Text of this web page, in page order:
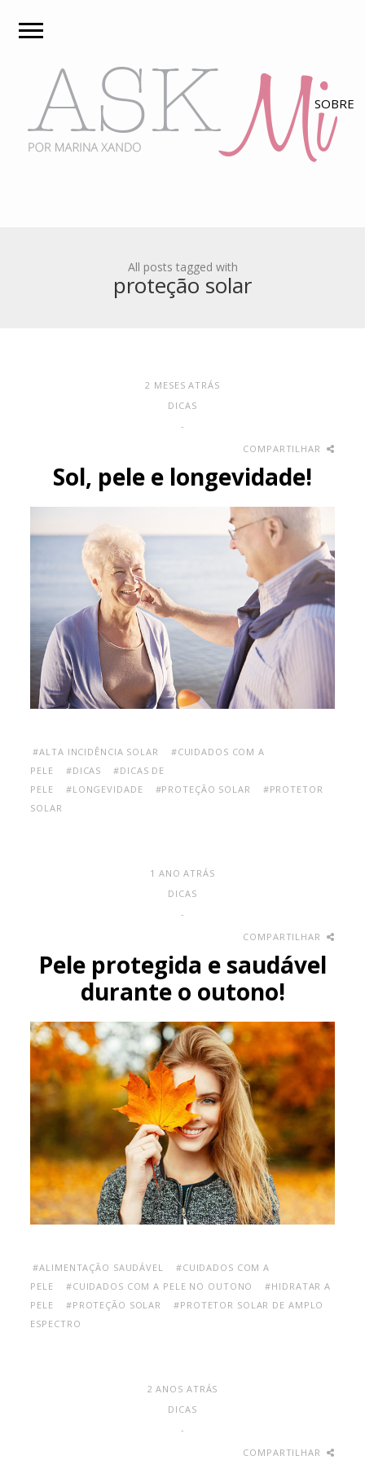
All posts tagged with
proteção solar
2 MESES ATRÁS
DICAS
-
COMPARTILHAR
Sol, pele e longevidade!
#ALTA INCIDÊNCIA SOLAR
#CUIDADOS COM A
PELE
#DICAS
#DICAS DE
PELE
#LONGEVIDADE #PROTEÇÃO SOLAR
#PROTETOR
SOLAR
1 ANO ATRÁS
DICAS
-
COMPARTILHAR
Pele protegida e saudável
durante o outono!
#ALIMENTAÇÃO SAUDÁVEL
#CUIDADOS COM A
PELE
#CUIDADOS COM A PELE NO OUTONO
#HIDRATAR A
PELE
#PROTEÇÃO SOLAR
#PROTETOR SOLAR DE AMPLO
ESPECTRO
2 ANOS ATRÁS
DICAS
-
COMPARTILHAR